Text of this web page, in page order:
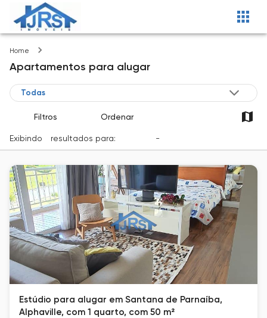
Home
Apartamentos para alugar
Filtros Ordenar
Exibindo resultados para: -
Estúdio para alugar em Santana de Parnaíba,
Alphaville, com 1 quarto, com 50 m²